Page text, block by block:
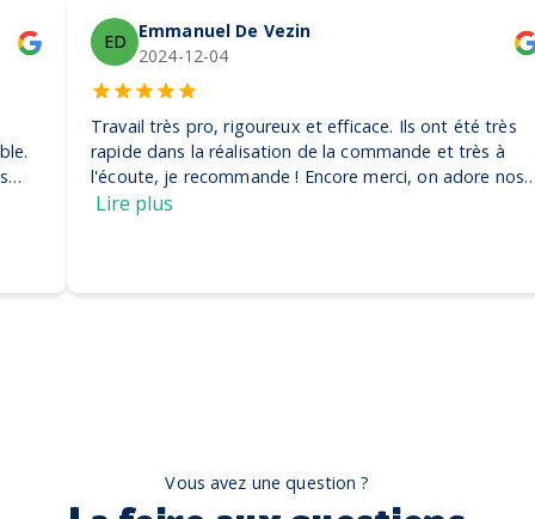
Emmanuel De Vezin
2024-12-04
Travail très pro, rigoureux et efficace. Ils ont été très
rapide dans la réalisation de la commande et très à
l'écoute, je recommande ! Encore merci, on adore nos
casquettes
Lire plus
Vous avez une question ?